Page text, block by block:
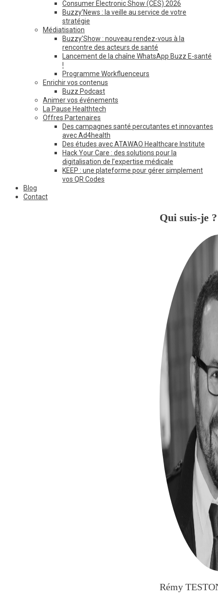
Consumer Electronic Show (CES) 2026
Buzzy’News : la veille au service de votre
stratégie
Médiatisation
Buzzy’Show : nouveau rendez-vous à la
rencontre des acteurs de santé
Lancement de la chaîne WhatsApp Buzz E-santé
!
Programme Workfluenceurs
Enrichir vos contenus
Buzz Podcast
Animer vos événements
La Pause Healthtech
Offres Partenaires
Des campagnes santé percutantes et innovantes
avec Ad4health
Des études avec ATAWAO Healthcare Institute
Hack Your Care : des solutions pour la
digitalisation de l’expertise médicale
KEEP : une plateforme pour gérer simplement
vos QR Codes
Blog
Contact
Qui suis-je ?
Rémy